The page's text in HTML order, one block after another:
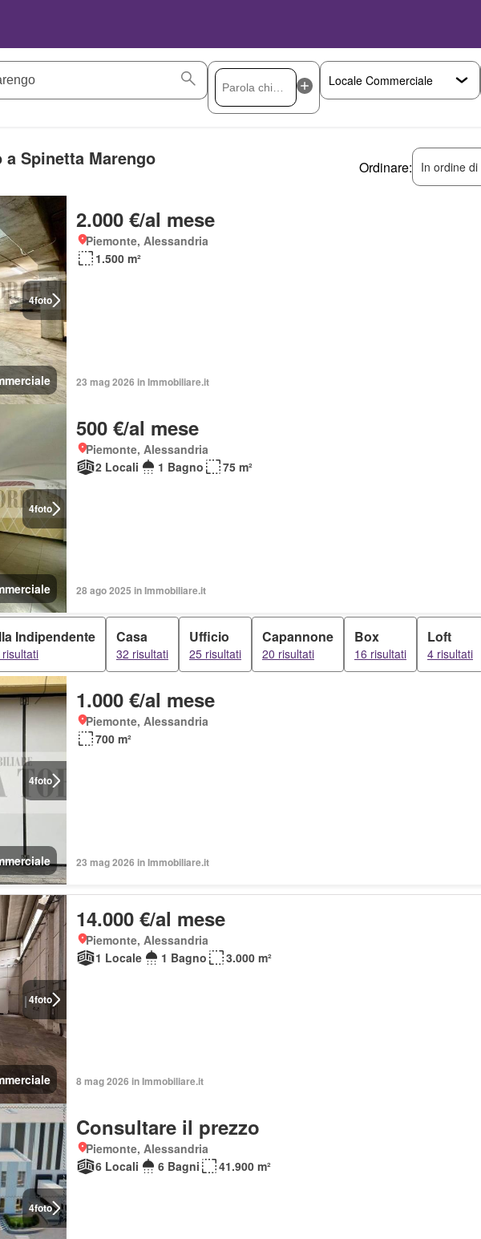
Spinetta Marengo Ordinare: In ordine
4foto
2.000 €/al mese
Piemonte, Alessandria
1.500 m²
23 mag 2026 in Immobiliare.it
4foto
500 €/al mese
Piemonte, Alessandria
2 Locali
1 Bagno 75 m²
28 ago 2025 in Immobiliare.it
Indipendente Casa
32 risultati
Ufficio
25 risultati
Capannone
20 risultati
Box
16 risultati
Loft
4 risultati
4foto
1.000 €/al mese
Piemonte, Alessandria
700 m²
23 mag 2026 in Immobiliare.it
4foto
14.000 €/al mese
Piemonte, Alessandria
1 Locale
1 Bagno 3.000 m²
8 mag 2026 in Immobiliare.it
4foto
Consultare il prezzo
Piemonte, Alessandria
6 Locali
6 Bagni 41.900 m²